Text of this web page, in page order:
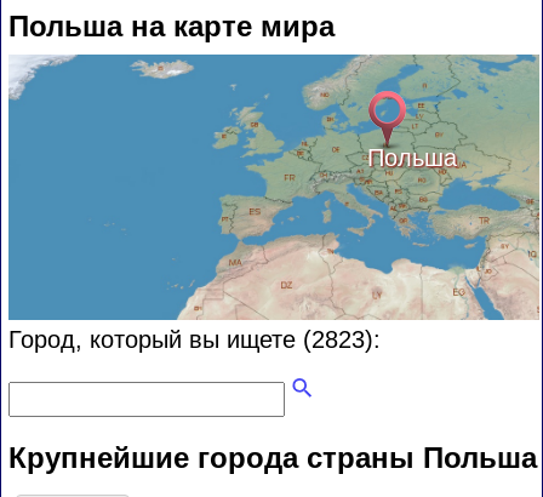
Польша на карте мира
Польша
Город, который вы ищете (2823):
Крупнейшие города страны Польша